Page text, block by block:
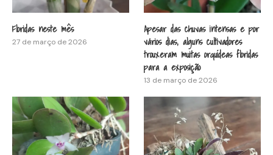
Floridas neste mês
27 de março de 2026
Apesar das chuvas intensas e por
vários dias, alguns cultivadores
trouxeram muitas orquídeas floridas
para a exposição
13 de março de 2026